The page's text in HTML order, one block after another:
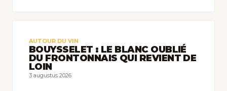
AUTOUR DU VIN
BOUYSSELET : LE BLANC OUBLIÉ
DU FRONTONNAIS QUI REVIENT DE
LOIN
3 augustus 2026